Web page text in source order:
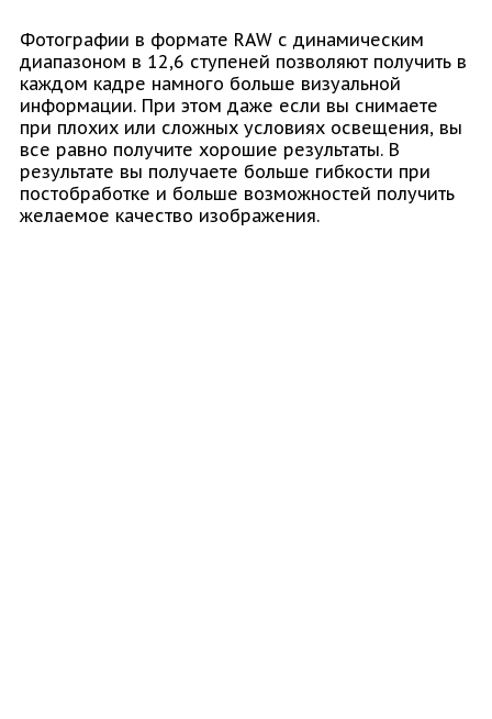
Фотографии в формате RAW с динамическим
диапазоном в 12,6 ступеней позволяют получить в
каждом кадре намного больше визуальной
информации. При этом даже если вы снимаете
при плохих или сложных условиях освещения, вы
все равно получите хорошие результаты. В
результате вы получаете больше гибкости при
постобработке и больше возможностей получить
желаемое качество изображения.